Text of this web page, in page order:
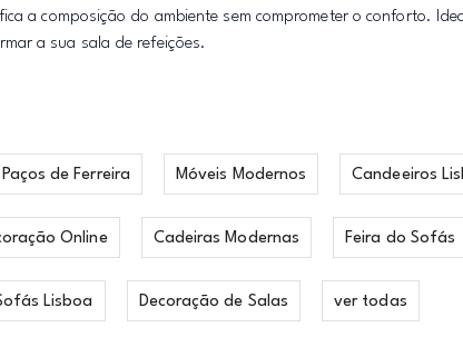
a composição do ambiente sem comprometer o conforto.
a sua sala de refeições.
de Ferreira Móveis Modernos Candeeiros
Online Cadeiras Modernas Feira do Sofás
Lisboa Decoração de Salas ver todas